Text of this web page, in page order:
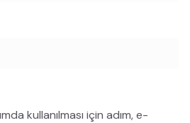
kullanılması için adım, e-